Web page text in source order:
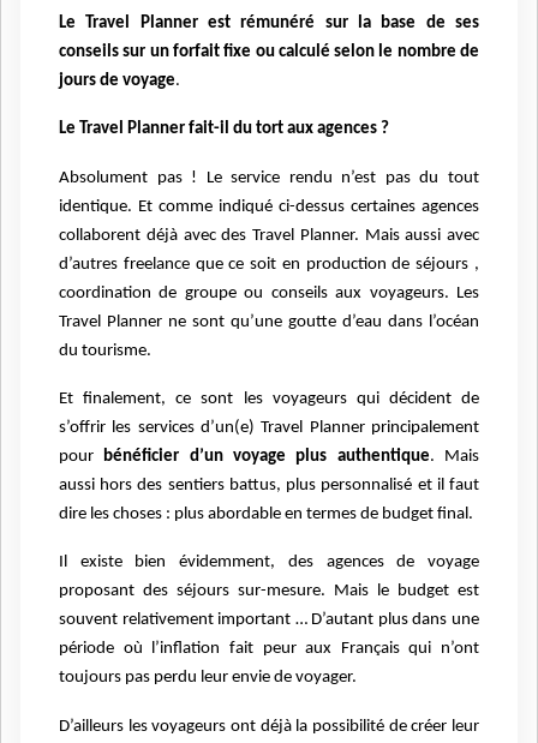
Le Travel Planner est rémunéré sur la base de ses
conseils sur un forfait fixe ou calculé selon le nombre de
jours de voyage.
Le Travel Planner fait-il du tort aux agences ?
Absolument pas ! Le service rendu n’est pas du tout
identique. Et comme indiqué ci-dessus certaines agences
collaborent déjà avec des Travel Planner. Mais aussi avec
d’autres freelance que ce soit en production de séjours ,
coordination de groupe ou conseils aux voyageurs. Les
Travel Planner ne sont qu’une goutte d’eau dans l’océan
du tourisme.
Et finalement, ce sont les voyageurs qui décident de
s’offrir les services d’un(e) Travel Planner principalement
pour
bénéficier d’un voyage plus authentique. Mais
aussi hors des sentiers battus, plus personnalisé et il faut
dire les choses : plus abordable en termes de budget final.
Il existe bien évidemment, des agences de voyage
proposant des séjours sur-mesure. Mais le budget est
souvent relativement important … D’autant plus dans une
période où l’inflation fait peur aux Français qui n’ont
toujours pas perdu leur envie de voyager.
D’ailleurs les voyageurs ont déjà la possibilité de créer leur